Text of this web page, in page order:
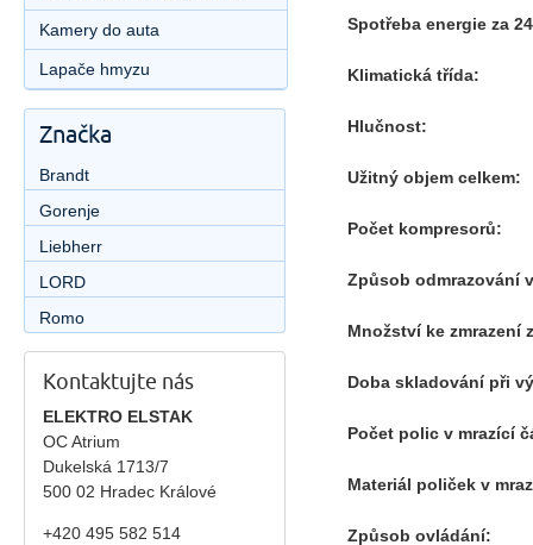
Spotřeba energie za
Klimatická třída:
Hlučnost:
Užitný objem celkem:
Počet kompresorů:
Způsob odmrazování
Množství ke zmrazení
Doba skladování při
Počet polic v mrazící
Materiál poliček v
Způsob ovládání:
Kamery do auta
Lapače hmyzu
Značka
Brandt
Gorenje
Liebherr
LORD
Romo
Kontaktujte nás
ELEKTRO ELSTAK
OC Atrium
Dukelská 1713/7
500 02 Hradec Králové
+420 495 582 514